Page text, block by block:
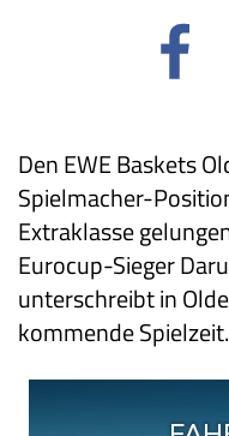
Den EWE Baskets
Spielmacher-
Extraklasse
Eurocup-Sieger
unterschreibt in
kommende Spielzeit.